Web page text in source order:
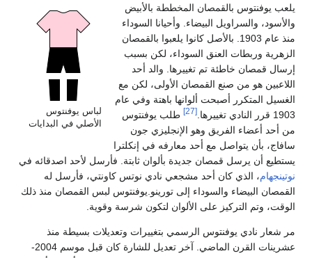
لباس يوفنتوس
الأصلي في البدايات
يوفنتوس بالقمصان المخططة بالأبيض
والسراويل البيضاء. وأحيانا السوداء
منذ عام 1903. بالأصل كانوا يلعبوا بالقمصان
وربطات العنق السوداء، لكن بسبب
قمصان خاطئة تم تغييرها. والد أحد
هو من صنع القمصان الأولى، لكن مع
المتكرر أصبحت ألوانها باهتة وفي عام
[27]
طلب يوفنتوس
أحد أعضاء الفريق وهو الإنجليزي جون
بأن يتواصل مع أحد معارفه في إنكلترا
أن يرسل قمصان جديدة بألوان ثابتة. فأرسل لأحد اصدقائه في
، الذي كان أحد مشجعي نادي نوتس كاونتي، فأرسل له
البيضاء والسوداء إلى تورينو.يوفنتوس لبس القمصان منذ ذلك
وتم التركيز على الألوان لتكون شرسة وقوية.
شعار نادي يوفنتوس الرسمي بتغييرات وتعديلات بسيطة منذ
عشرينات القرن الماضي. آخر تعديل للشارة كان قبل موسم 2004-